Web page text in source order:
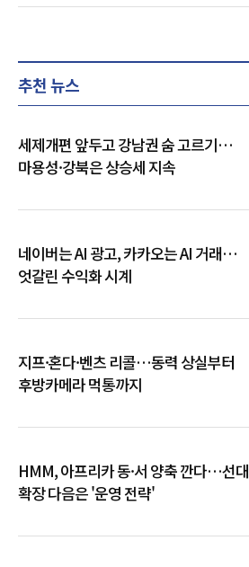
추천 뉴스
세제개편 앞두고 강남권 숨 고르기…
마용성·강북은 상승세 지속
네이버는 AI 광고, 카카오는 AI 거래…
엇갈린 수익화 시계
지프·혼다·벤츠 리콜…동력 상실부터
후방카메라 먹통까지
HMM, 아프리카 동·서 양축 깐다…선대
확장 다음은 '운영 전략'